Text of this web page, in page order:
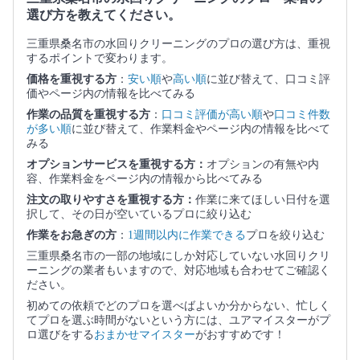
選び方を教えてください。
三重県桑名市の水回りクリーニングのプロの選び方は、重視
するポイントで変わります。
価格を重視する方 ： 安い順や高い順に並び替えて、口コミ評
価やページ内の情報を比べてみる
作業の品質を重視する方 ： 口コミ評価が高い順や口コミ件数
が多い順に並び替えて、作業料金やページ内の情報を比べて
みる
オプションサービスを重視する方： オプションの有無や内
容、作業料金をページ内の情報から比べてみる
注文の取りやすさを重視する方： 作業に来てほしい日付を選
択して、その日が空いているプロに絞り込む
作業をお急ぎの方 ： 1週間以内に作業できるプロを絞り込む
三重県桑名市の一部の地域にしか対応していない水回りクリ
ーニングの業者もいますので、対応地域も合わせてご確認く
ださい。
初めての依頼でどのプロを選べばよいか分からない、忙しく
てプロを選ぶ時間がないという方には、ユアマイスターがプ
ロ選びをする おまかせマイスターがおすすめです！